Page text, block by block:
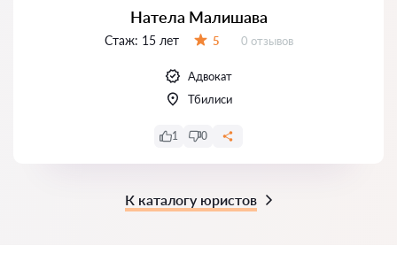
Натела Малишава
Стаж: 15 лет 5 Отзывов:
0 отзывов
Адвокат
Тбилиси
1 0
К каталогу юристов